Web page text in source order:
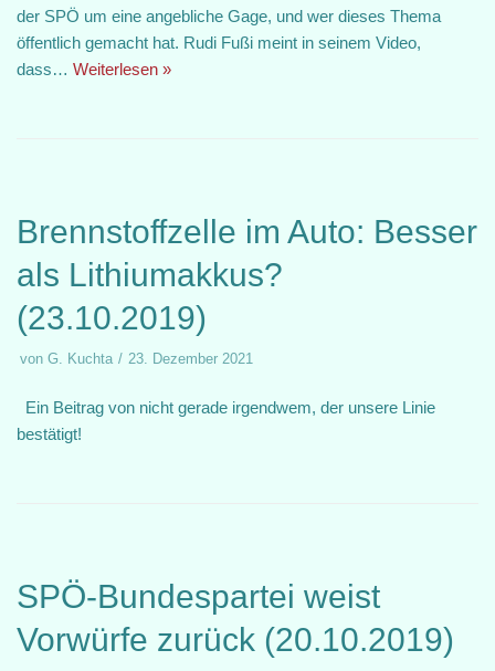
der SPÖ um eine angebliche Gage, und wer dieses Thema
öffentlich gemacht hat. Rudi Fußi meint in seinem Video,
dass… Weiterlesen »
Brennstoffzelle im Auto: Besser
als Lithiumakkus?
(23.10.2019)
von G. Kuchta 23. Dezember 2021
Ein Beitrag von nicht gerade irgendwem, der unsere Linie
bestätigt!
SPÖ-Bundespartei weist
Vorwürfe zurück (20.10.2019)